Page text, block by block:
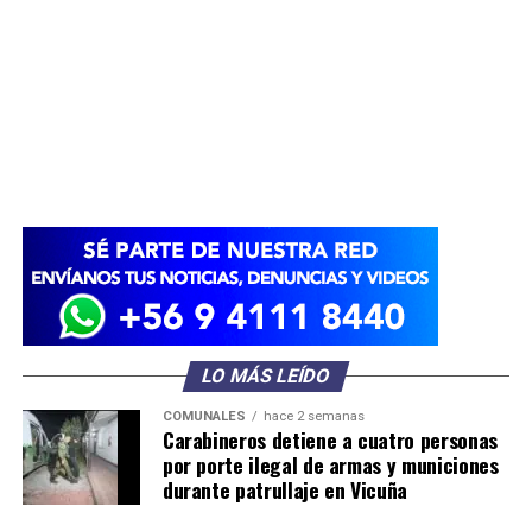
LO MÁS LEÍDO
COMUNALES hace 2 semanas
Carabineros detiene a cuatro personas
por porte ilegal de armas y municiones
durante patrullaje en Vicuña